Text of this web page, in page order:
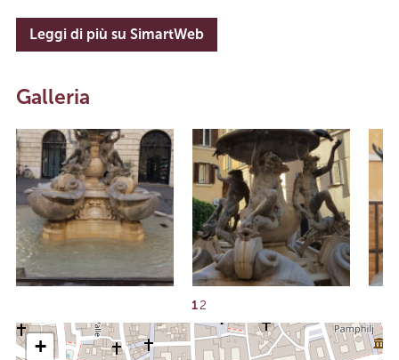
Leggi di più su SimartWeb
Galleria
12
+